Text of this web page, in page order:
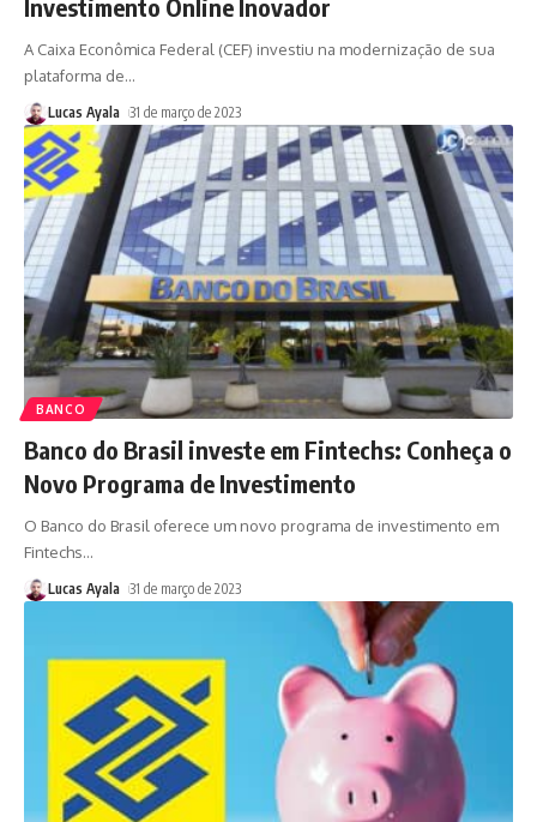
Investimento Online Inovador
A Caixa Econômica Federal (CEF) investiu na modernização de sua
plataforma de…
Lucas Ayala 31 de março de 2023
BANCO
Banco do Brasil investe em Fintechs: Conheça o
Novo Programa de Investimento
O Banco do Brasil oferece um novo programa de investimento em
Fintechs…
Lucas Ayala 31 de março de 2023